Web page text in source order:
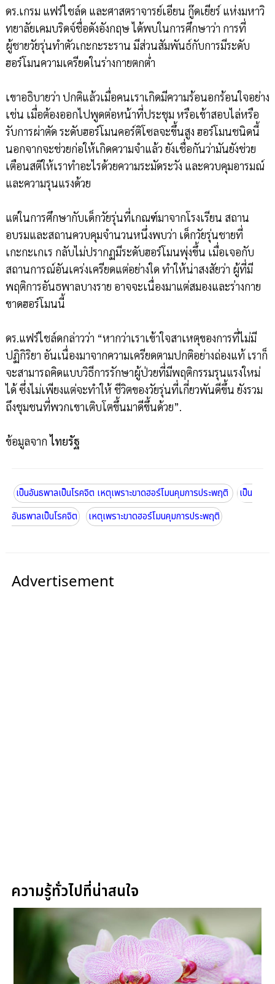
ดร.เกรม แฟร์ไชล์ด และศาสตราจารย์เอียน กู๊ดเยียร์ แห่งมหาวิ
ทยาลัยเคมบริดจ์ชื่อดังอังกฤษ ได้พบในการศึกษาว่า การที่
ผู้ชายวัยรุ่นทำตัวเกะกะระราน มีส่วนสัมพันธ์กับการมีระดับ
ฮอร์โมนความเครียดในร่างกายตกต่ำ
เขาอธิบายว่า ปกติแล้วเมื่อคนเราเกิดมีความร้อนอกร้อนใจอย่าง
เช่น เมื่อต้องออกไปพูดต่อหน้าที่ประชุม หรือเข้าสอบไล่หรือ
รับการผ่าตัด ระดับฮอร์โมนคอร์ติโซลจะขึ้นสูง ฮอร์โมนชนิดนี้
นอกจากจะช่วยก่อให้เกิดความจำแล้ว ยังเชื่อกันว่ามันยังช่วย
เตือนสติให้เราทำอะไรด้วยความระมัดระวัง และควบคุมอารมณ์
และความรุนแรงด้วย
แต่ในการศึกษากับเด็กวัยรุ่นที่เกณฑ์มาจากโรงเรียน สถาน
อบรมและสถานควบคุมจำนวนหนึ่งพบว่า เด็กวัยรุ่นชายที่
เกะกะเกเร กลับไม่ปรากฏมีระดับฮอร์โมนพุ่งขึ้น เมื่อเจอกับ
สถานการณ์อันเคร่งเครียดแต่อย่างใด ทำให้น่าสงสัยว่า ผู้ที่มี
พฤติการอันธพาลบางราย อาจจะเนื่องมาแต่สมองและร่างกาย
ขาดฮอร์โมนนี้
ดร.แฟร์ไชล์ดกล่าวว่า “หากว่าเราเข้าใจสาเหตุของการที่ไม่มี
ปฏิกิริยา อันเนื่องมาจากความเครียดตามปกติอย่างถ่องแท้ เราก็
จะสามารถคิดแบบวิธีการรักษาผู้ป่วยที่มีพฤติกรรมรุนแรงใหม่
ได้ ซึ่งไม่เพียงแต่จะทำให้ ชีวิตของวัยรุ่นที่เกี่ยวพันดีขึ้น ยังรวม
ถึงชุมชนที่พวกเขาเติบโตขึ้นมาดีขึ้นด้วย”.
ข้อมูลจาก ไทยรัฐ
เป็นอันธพาลเป็นโรคจิต เหตุเพราะขาดฮอร์โมนคุมการประพฤติ
เป็น
อันธพาลเป็นโรคจิต
เหตุเพราะขาดฮอร์โมนคุมการประพฤติ
Advertisement
ความรู้ทั่วไปที่น่าสนใจ